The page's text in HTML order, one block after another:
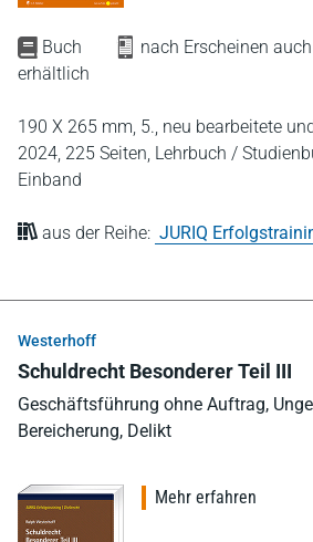
Buch
nach Erscheinen
erhältlich
190 X 265 mm, 5., neu bearbeitete
2024, 225 Seiten, Lehrbuch /
Einband
aus der Reihe: JURIQ
Westerhoff
Schuldrecht Besonderer Teil III
Geschäftsführung ohne Auftrag,
Bereicherung, Delikt
Mehr erfahren